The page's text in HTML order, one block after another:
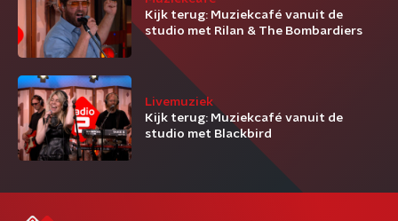
Kijk terug: Muziekcafé vanuit de
studio met Rilan & The Bombardiers
Livemuziek
Kijk terug: Muziekcafé vanuit de
studio met Blackbird